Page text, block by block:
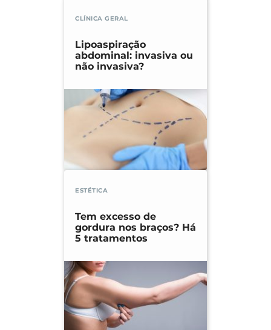
CLÍNICA GERAL
Lipoaspiração
abdominal: invasiva ou
não invasiva?
ESTÉTICA
Tem excesso de
gordura nos braços? Há
5 tratamentos